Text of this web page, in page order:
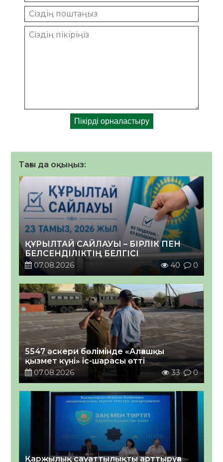
Тағы да оқыңыз:
ҚҰРЫЛТАЙ САЙЛАУЫ – БІРЛІК ПЕН
БЕЛСЕНДІЛІКТІҢ БЕЛГІСІ
07.08.2026
40 0
5547 әскери бөлімінде «Алғашқы
қызмет күні» іс-шарасы өтті
07.08.2026
33 0
Қаржылық сауаттылықты арттыруға